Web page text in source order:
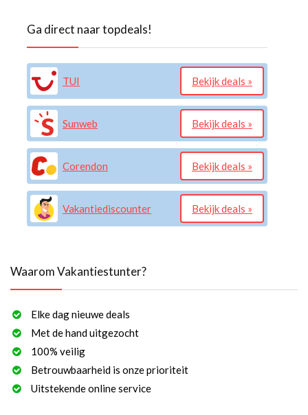
Ga direct naar topdeals!
TUI Bekijk deals »
Sunweb Bekijk deals »
Corendon Bekijk deals »
Vakantiediscounter Bekijk deals »
Waarom Vakantiestunter?
Elke dag nieuwe deals
Met de hand uitgezocht
100% veilig
Betrouwbaarheid is onze prioriteit
Uitstekende online service